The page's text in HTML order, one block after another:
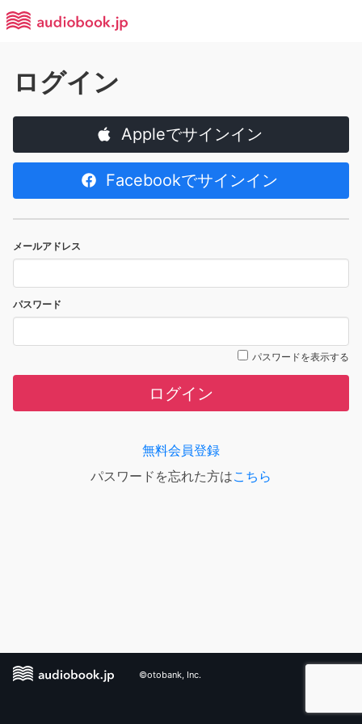
ログイン
Appleでサインイン
Facebookでサインイン
メールアドレス
パスワード
パスワードを表示する
ログイン
無料会員登録
パスワードを忘れた方はこちら
©otobank, Inc.